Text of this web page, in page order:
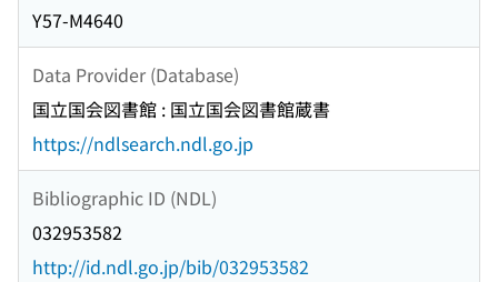
Y57-M4640
Data Provider (Database)
国立国会図書館 : 国立国会図書館蔵書
https://ndlsearch.ndl.go.jp
Bibliographic ID (NDL)
032953582
http://id.ndl.go.jp/bib/032953582